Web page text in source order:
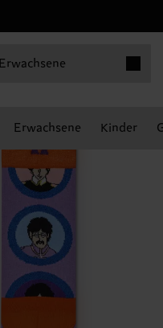
Erwachsene
Erwachsene Kinder